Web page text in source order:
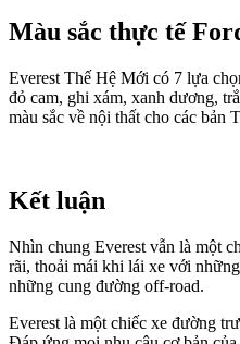
Màu sắc thực tế
Everest Thế Hệ Mới có 7 lựa
đỏ cam, ghi xám, xanh dương,
màu sắc về nội thất cho các bản
Kết luận
Nhìn chung Everest vẫn là một
rãi, thoải mái khi lái xe với
những cung đường off-road.
Everest là một chiếc xe đường